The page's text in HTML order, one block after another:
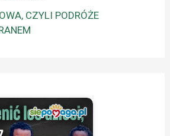
CZYLI PODRÓŻE